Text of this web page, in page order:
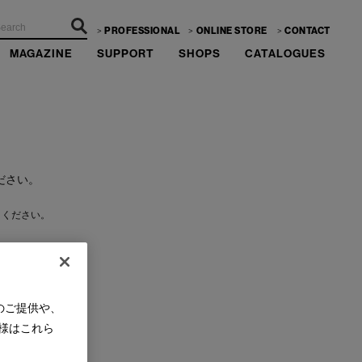
PROFESSIONAL ONLINE STORE CONTACT
MAGAZINE SUPPORT SHOPS CATALOGUES
い。
ださい。
提供や、
はこれら